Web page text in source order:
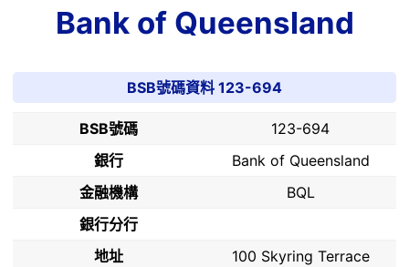
Bank of Queensland
BSB號碼資料 123-694
BSB號碼
123-694
銀行
Bank of Queensland
金融機構
BQL
銀行分行
地址
100 Skyring Terrace